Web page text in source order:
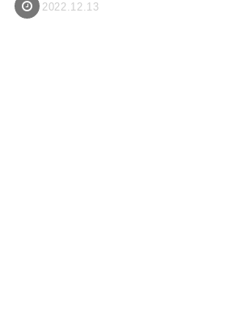
2022.12.13